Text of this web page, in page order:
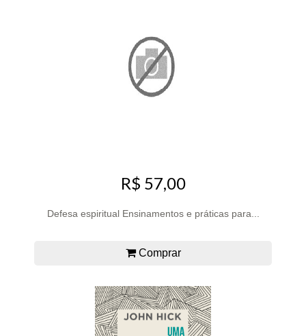
R$ 57,00
Defesa espiritual Ensinamentos e práticas para...
Comprar